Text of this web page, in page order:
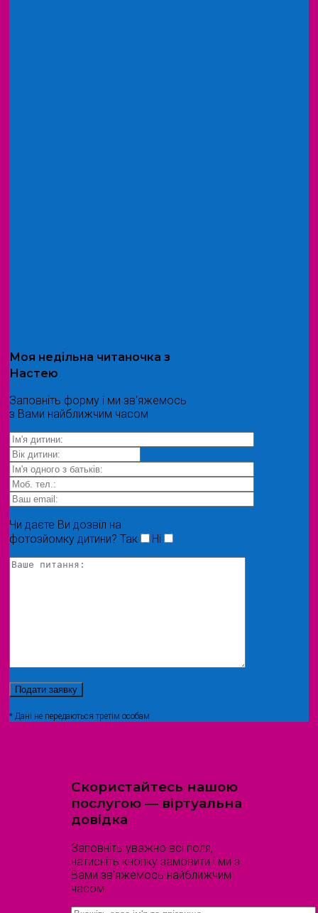
Моя недільна читаночка з
Настею
Заповніть форму і ми зв'яжемось
з Вами найближчим часом
Чи даєте Ви дозвіл на
фотозйомку дитини? Так Ні
* Дані не передаються третім особам
Скористайтесь нашою
послугою — віртуальна
довідка
Заповніть уважно всі поля,
натисніть кнопку замовити і ми з
Вами зв'яжемось найближчим
часом.